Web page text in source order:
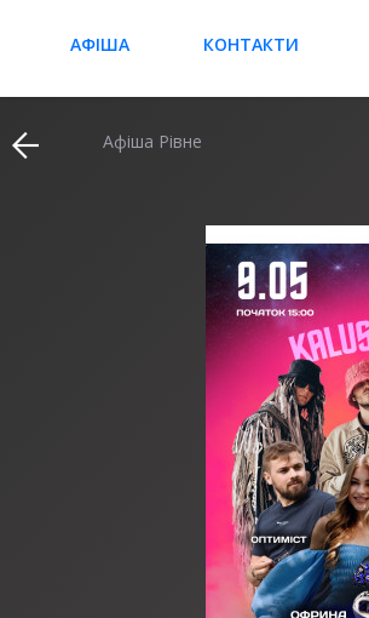
АФІША КОНТАКТИ
Афіша Рівне